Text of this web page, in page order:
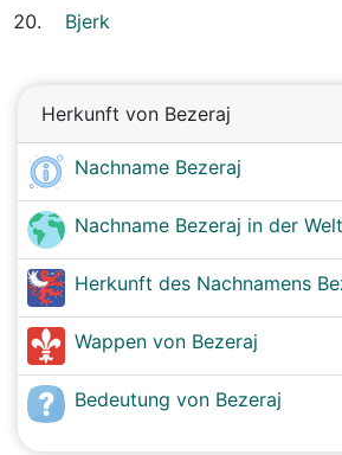
Bjerk
Herkunft von Bezeraj
Nachname Bezeraj
Nachname Bezeraj in der Welt
Herkunft des Nachnamens
Wappen von Bezeraj
Bedeutung von Bezeraj